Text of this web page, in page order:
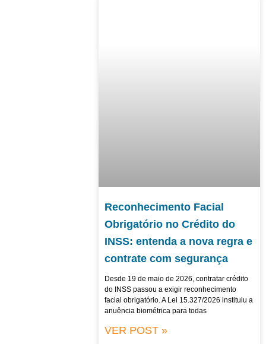
Reconhecimento Facial
Obrigatório no Crédito do
INSS: entenda a nova regra e
contrate com segurança
Desde 19 de maio de 2026, contratar crédito
do INSS passou a exigir reconhecimento
facial obrigatório. A Lei 15.327/2026 instituiu a
anuência biométrica para todas
VER POST »